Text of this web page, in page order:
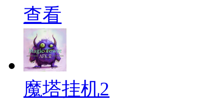
查看
魔塔挂机2